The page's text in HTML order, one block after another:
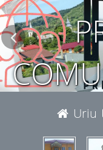
JUDEȚUL
Uriu